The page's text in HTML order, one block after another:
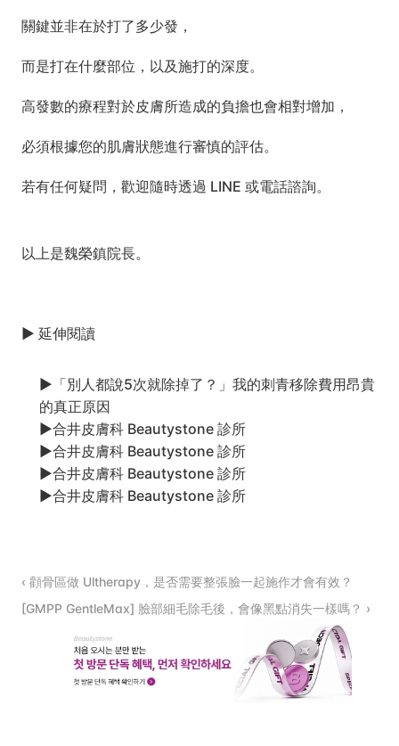
關鍵並非在於打了多少發，
而是打在什麼部位，以及施打的深度。
高發數的療程對於皮膚所造成的負擔也會相對增加，
必須根據您的肌膚狀態進行審慎的評估。
若有任何疑問，歡迎隨時透過 LINE 或電話諮詢。
以上是魏榮鎮院長。
▶ 延伸閱讀
▶ 「別人都說5次就除掉了？」我的刺青移除費用昂貴
的真正原因
▶合井皮膚科 Beautystone 診所
▶合井皮膚科 Beautystone 診所
▶合井皮膚科 Beautystone 診所
▶合井皮膚科 Beautystone 診所
‹ 顴骨區做 Ultherapy，是否需要整張臉一起施作才會有效？
[GMPP GentleMax] 臉部細毛除毛後，會像黑點消失一樣嗎？ ›